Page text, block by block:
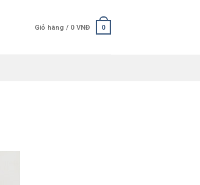
Giỏ hàng / 0 VNĐ 0